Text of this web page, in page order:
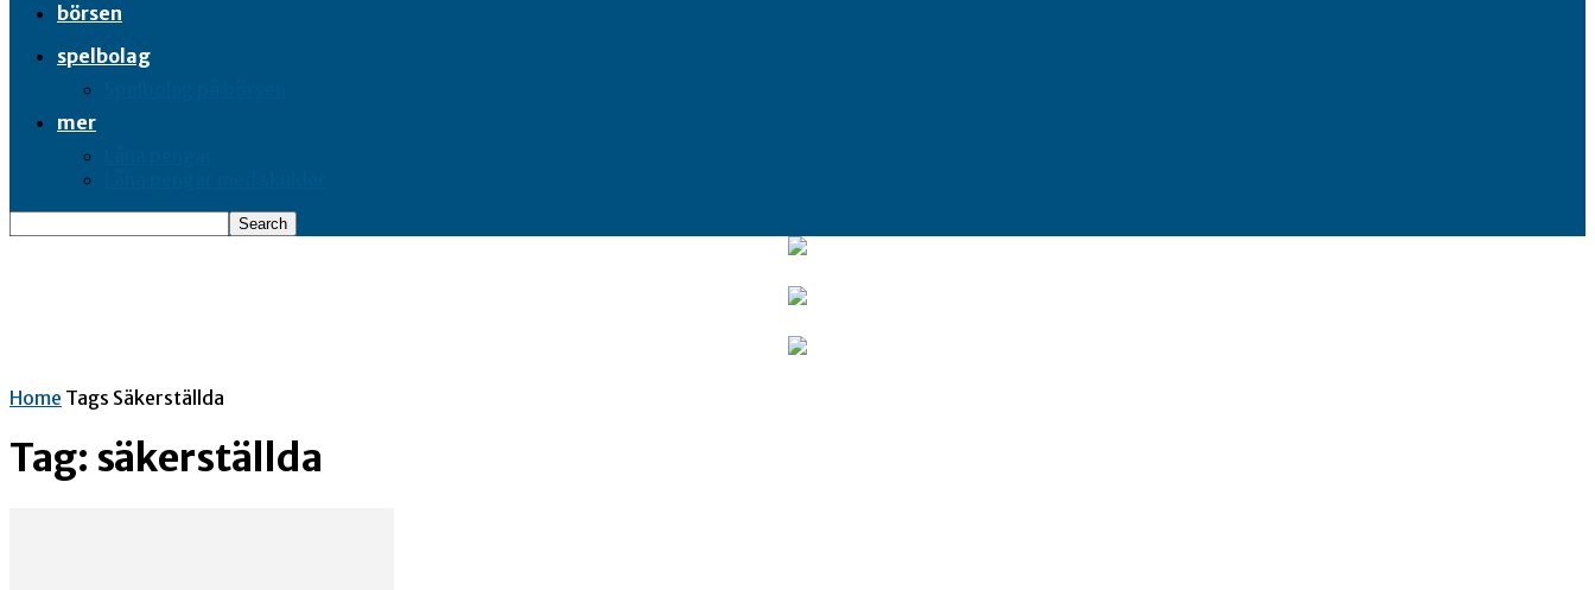
börsen
spelbolag
mer
Home Tags Säkerställda
Tag: säkerställda